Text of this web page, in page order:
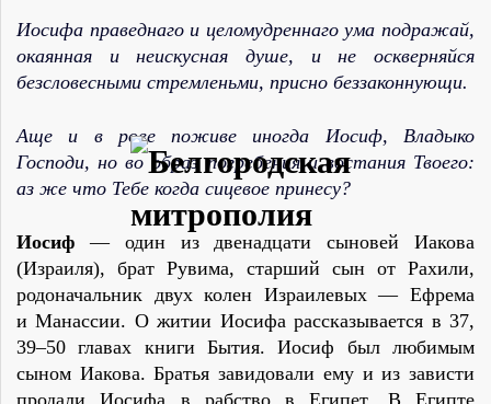
Иосифа праведнаго и целомудреннаго ума подражай,
окаянная и неискусная душе, и не оскверняйся
безсловесными стремленьми, присно беззаконнующи.
Аще и в рове поживе иногда Иосиф, Владыко
Господи, но во образ погребения и востания Твоего:
аз же что Тебе когда сицевое принесу?
Иосиф — один из двенадцати сыновей Иакова
(Израиля), брат Рувима, старший сын от Рахили,
родоначальник двух колен Израилевых — Ефрема
и Манассии. О житии Иосифа рассказывается в 37,
39–50 главах книги Бытия. Иосиф был любимым
сыном Иакова. Братья завидовали ему и из зависти